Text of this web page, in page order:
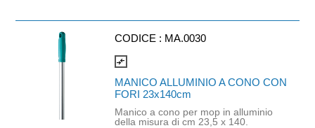
CODICE : MA.0030
compare_arrows
MANICO ALLUMINIO A CONO CON
FORI 23x140cm
Manico a cono per mop in alluminio
della misura di cm 23,5 x 140.